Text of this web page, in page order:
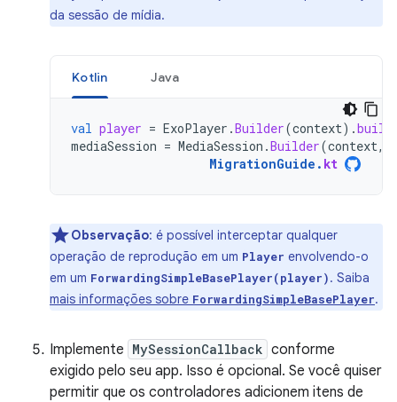
da sessão de mídia.
Kotlin Java
val player = ExoPlayer .Builder(context).build
mediaSession = MediaSession .Builder(context,
MigrationGuide . kt
Observação: é possível interceptar qualquer
operação de reprodução em um Player envolvendo-o
em um ForwardingSimpleBasePlayer(player). Saiba
mais informações sobre ForwardingSimpleBasePlayer.
Implemente MySessionCallback conforme
exigido pelo seu app. Isso é opcional. Se você quiser
permitir que os controladores adicionem itens de